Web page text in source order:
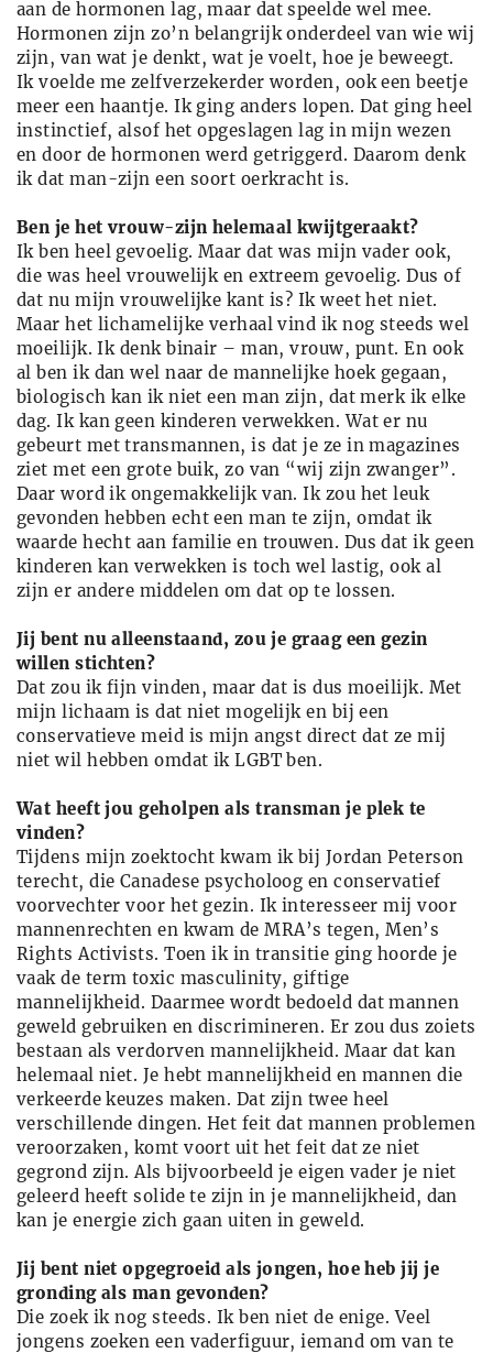
aan de hormonen lag, maar dat speelde wel mee.
Hormonen zijn zo’n belangrijk onderdeel van wie wij
zijn, van wat je denkt, wat je voelt, hoe je beweegt.
Ik voelde me zelfverzekerder worden, ook een ­beetje
meer een haantje. Ik ging anders lopen. Dat ging heel
instinctief, alsof het opgeslagen lag in mijn wezen
en door de hormonen werd getriggerd. Daarom denk
ik dat man-zijn een soort oerkracht is.
Ben je het vrouw-zijn helemaal kwijtgeraakt?
Ik ben heel gevoelig. Maar dat was mijn vader ook,
die was heel vrouwelijk en extreem gevoelig. Dus of
dat nu mijn vrouwelijke kant is? Ik weet het niet.
Maar het lichamelijke verhaal vind ik nog steeds wel
moeilijk. Ik denk binair – man, vrouw, punt. En ook
al ben ik dan wel naar de mannelijke hoek gegaan,
biologisch kan ik niet een man zijn, dat merk ik elke
dag. Ik kan geen kinderen verwekken. Wat er nu
gebeurt met transmannen, is dat je ze in magazines
ziet met een grote buik, zo van “wij zijn zwanger”.
Daar word ik ongemakkelijk van. Ik zou het leuk
gevonden hebben echt een man te zijn, omdat ik
waarde hecht aan familie en trouwen. Dus dat ik geen
kinderen kan verwekken is toch wel lastig, ook al
zijn er andere middelen om dat op te lossen.
Jij bent nu alleenstaand, zou je graag een gezin
willen stichten?
Dat zou ik fijn vinden, maar dat is dus moeilijk. Met
mijn lichaam is dat niet mogelijk en bij een
conservatieve meid is mijn angst direct dat ze mij
niet wil hebben omdat ik LGBT ben.
Wat heeft jou geholpen als transman je plek te
vinden?
Tijdens mijn zoektocht kwam ik bij Jordan Peterson
terecht, die Canadese psycholoog en conservatief
voorvechter voor het gezin. Ik interesseer mij voor
mannenrechten en kwam de MRA’s tegen, Men’s
Rights Activists. Toen ik in transitie ging hoorde je
vaak de term toxic masculinity, giftige
mannelijkheid. Daarmee wordt bedoeld dat mannen
geweld gebruiken en discrimineren. Er zou dus zoiets
bestaan als verdorven mannelijkheid. Maar dat kan
helemaal niet. Je hebt mannelijkheid en mannen die
verkeerde keuzes maken. Dat zijn twee heel
verschillende dingen. Het feit dat mannen problemen
veroorzaken, komt voort uit het feit dat ze niet
gegrond zijn. Als bijvoorbeeld je eigen vader je niet
geleerd heeft solide te zijn in je mannelijkheid, dan
kan je energie zich gaan uiten in geweld.
Jij bent niet opgegroeid als jongen, hoe heb jij je
gronding als man gevonden?
Die zoek ik nog steeds. Ik ben niet de enige. Veel
jongens zoeken een vaderfiguur, iemand om van te